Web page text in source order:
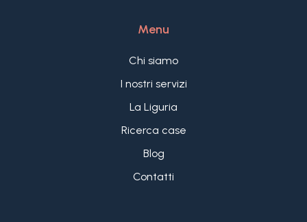
Menu
Chi siamo
I nostri servizi
La Liguria
Ricerca case
Blog
Contatti